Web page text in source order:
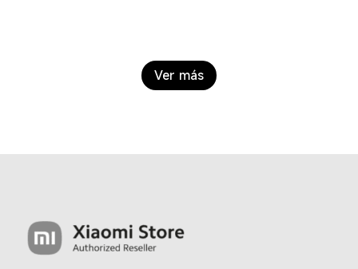
Ver más